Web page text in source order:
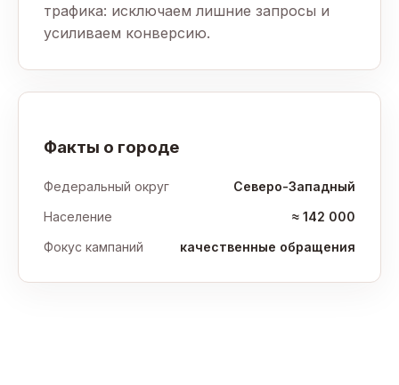
трафика: исключаем лишние запросы и
усиливаем конверсию.
Факты о городе
Федеральный округ
Северо-Западный
Население
≈ 142 000
Фокус кампаний
качественные обращения